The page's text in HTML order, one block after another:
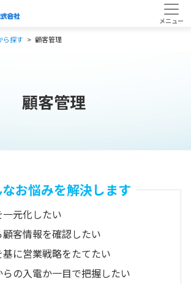
ら探す 顧客管理
顧客管理
なお悩みを解決します
元化したい
客情報を確認したい
に営業戦略をたてたい
らの入電か一目で把握したい